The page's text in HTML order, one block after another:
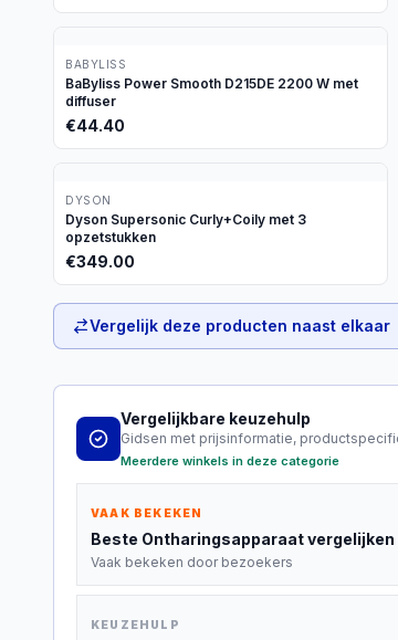
BABYLISS
BaByliss Power Smooth D215DE 2200 W met
diffuser
€44.40
DYSON
Dyson Supersonic Curly+Coily met 3
opzetstukken
€349.00
Vergelijk deze producten naast elkaar
Vergelijkbare keuzehulp
Gidsen met prijsinformatie,
Meerdere winkels in deze categorie
VAAK BEKEKEN
Beste Ontharingsapparaatvergelijken
Vaak bekeken door bezoekers
KEUZEHULP